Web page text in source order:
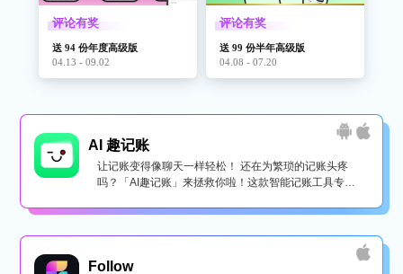
评论有奖
送 94 份年度高级版
04.13 - 09.02
评论有奖
送 99 份半年高级版
04.08 - 07.20
AI 趣记账
让记账变得像聊天一样轻松！ 还在为繁琐的记账头疼
吗？「AI趣记账」来拯救你啦！这款智能记账工具专为
Follow